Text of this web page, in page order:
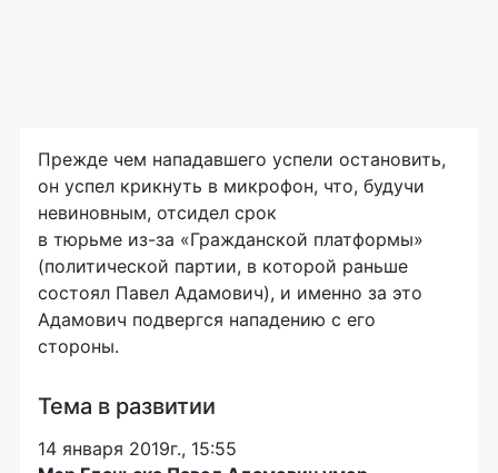
Прежде чем нападавшего успели остановить,
он успел крикнуть в микрофон, что, будучи
невиновным, отсидел срок
в тюрьме из-за «Гражданской платформы»
(политической партии, в которой раньше
состоял Павел Адамович), и именно за это
Адамович подвергся нападению с его
стороны.
Тема в развитии
14 января 2019г., 15:55